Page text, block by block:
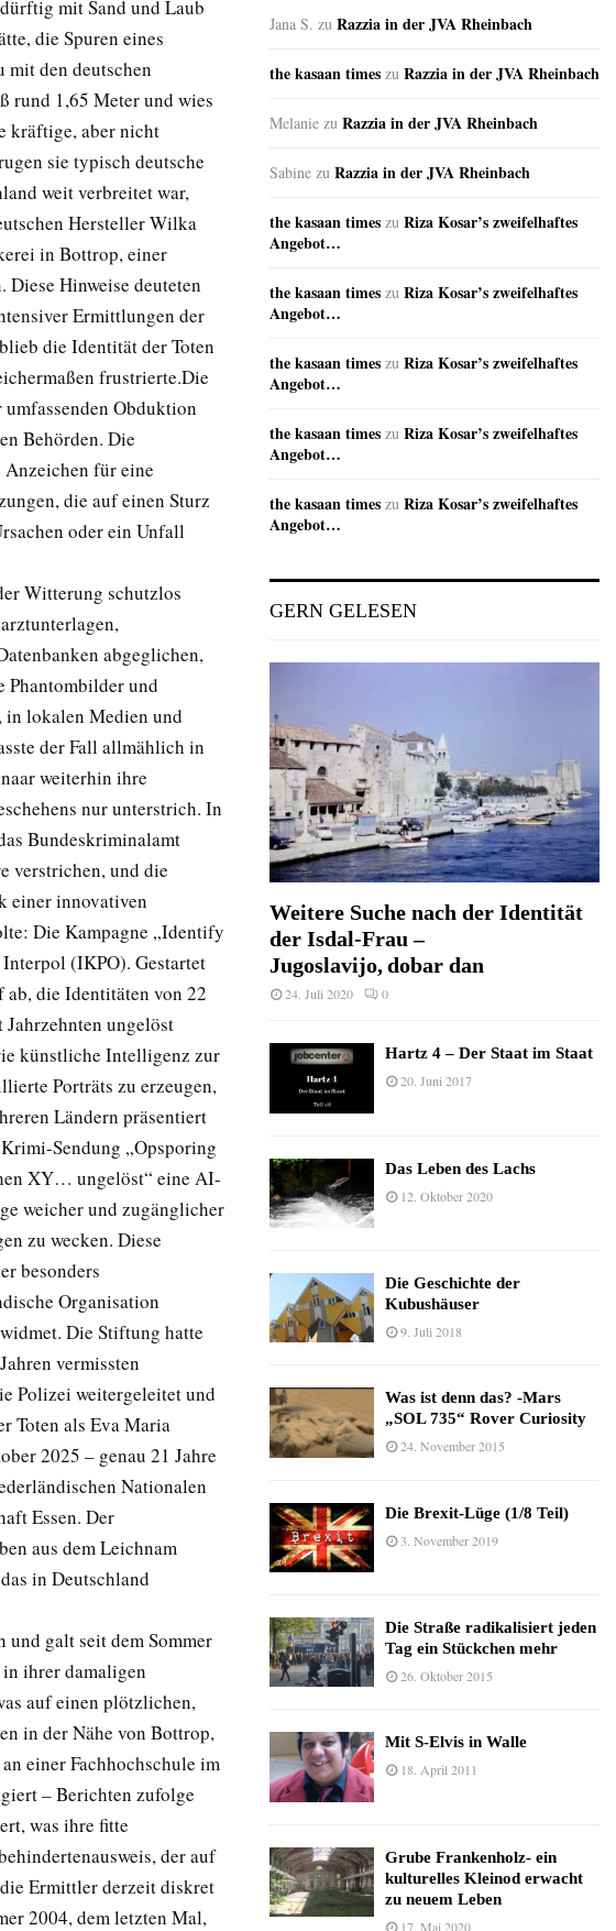
mit Sand und Laub
die Spuren eines
mit den deutschen
rund 1,65 Meter und wies
kräftige, aber nicht
sie typisch deutsche
weit verbreitet war,
Hersteller Wilka
in Bottrop, einer
Hinweise deuteten
Ermittlungen der
die Identität der Toten
frustrierte.Die
Obduktion
Behörden. Die
Anzeichen für eine
die auf einen Sturz
oder ein Unfall
Witterung schutzlos
abgeglichen,
Phantombilder und
in lokalen Medien und
der Fall allmählich in
weiterhin ihre
nur unterstrich. In
Bundeskriminalamt
verstrichen, und die
einer innovativen
Die Kampagne „Identify
(IKPO). Gestartet
die Identitäten von 22
ungelöst
künstliche Intelligenz zur
Porträts zu erzeugen,
Ländern präsentiert
Sendung „Opsporing
XY… ungelöst“ eine AI-
weicher und zugänglicher
zu wecken. Diese
besonders
Organisation
Die Stiftung hatte
vermissten
Polizei weitergeleitet und
Toten als Eva Maria
2025 – genau 21 Jahre
Nationalen
Essen. Der
aus dem Leichnam
in Deutschland
galt seit dem Sommer
ihrer damaligen
auf einen plötzlichen,
in der Nähe von Bottrop,
einer Fachhochschule im
– Berichten zufolge
was ihre fitte
der auf
Ermittler derzeit diskret
2004, dem letzten Mal,
Jana S. zu Razzia in der JVA Rheinbach
the kasaan times zu Razzia in der JVA Rheinbach
Melanie zu Razzia in der JVA Rheinbach
Sabine zu Razzia in der JVA Rheinbach
the kasaan times zu Riza Kosar’s zweifelhaftes
Angebot…
the kasaan times zu Riza Kosar’s zweifelhaftes
Angebot…
the kasaan times zu Riza Kosar’s zweifelhaftes
Angebot…
the kasaan times zu Riza Kosar’s zweifelhaftes
Angebot…
the kasaan times zu Riza Kosar’s zweifelhaftes
Angebot…
GERN GELESEN
Weitere Suche nach der Identität
der Isdal-Frau –
Jugoslavijo, dobar dan
24. Juli 2020 0
Hartz 4 – Der Staat im Staat
20. Juni 2017
Das Leben des Lachs
12. Oktober 2020
Die Geschichte der
Kubushäuser
9. Juli 2018
Was ist denn das? -Mars
„SOL 735“ Rover Curiosity
24. November 2015
Die Brexit-Lüge (1/8 Teil)
3. November 2019
Die Straße radikalisiert jeden
Tag ein Stückchen mehr
26. Oktober 2015
Mit S-Elvis in Walle
18. April 2011
Grube Frankenholz- ein
kulturelles Kleinod erwacht
zu neuem Leben
17. Mai 2020